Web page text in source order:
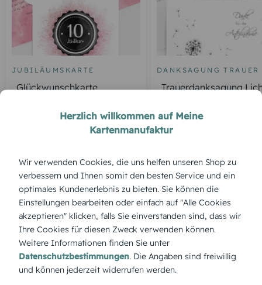
JUBILÄUMSKARTE
Glückwunschkarte
DANKSAGUNG TRAUER
Trauerdanksagung
ÜBERBLICK:
Produktbeschreibung
Mit tropischem Schwung lädt „Ananas in Aktion“ zu einem
Sommerfest ein, das so fröhlich und bunt ist wie ein
Urlaubstag.
Herzlich willkommen auf Meine
Kartenmanufaktur
Wir verwenden Cookies, die uns helfen unseren Shop zu
verbessern und Ihnen somit den besten Service und ein
optimales Kundenerlebnis zu bieten. Sie können die
Einstellungen bearbeiten oder einfach auf "Alle Cookies
akzeptieren" klicken, falls Sie einverstanden sind, dass wir
Ihre Cookies für diesen Zweck verwenden können.
Weitere Informationen finden Sie unter
Datenschutzbestimmungen. Die Angaben sind freiwillig
und können jederzeit widerrufen werden.